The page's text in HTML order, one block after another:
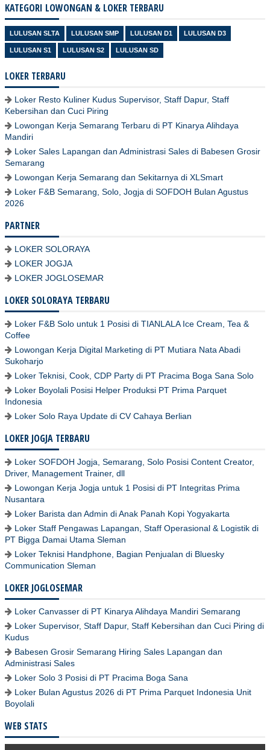
KATEGORI LOWONGAN & LOKER TERBARU
LULUSAN SLTA LULUSAN SMP LULUSAN D1 LULUSAN D3
LULUSAN S1 LULUSAN S2 LULUSAN SD
LOKER TERBARU
Loker Resto Kuliner Kudus Supervisor, Staff Dapur, Staff
Kebersihan dan Cuci Piring
Lowongan Kerja Semarang Terbaru di PT Kinarya Alihdaya
Mandiri
Loker Sales Lapangan dan Administrasi Sales di Babesen Grosir
Semarang
Lowongan Kerja Semarang dan Sekitarnya di XLSmart
Loker F&B Semarang, Solo, Jogja di SOFDOH Bulan Agustus
2026
PARTNER
LOKER SOLORAYA
LOKER JOGJA
LOKER JOGLOSEMAR
LOKER SOLORAYA TERBARU
Loker F&B Solo untuk 1 Posisi di TIANLALA Ice Cream, Tea &
Coffee
Lowongan Kerja Digital Marketing di PT Mutiara Nata Abadi
Sukoharjo
Loker Teknisi, Cook, CDP Party di PT Pracima Boga Sana Solo
Loker Boyolali Posisi Helper Produksi PT Prima Parquet
Indonesia
Loker Solo Raya Update di CV Cahaya Berlian
LOKER JOGJA TERBARU
Loker SOFDOH Jogja, Semarang, Solo Posisi Content Creator,
Driver, Management Trainer, dll
Lowongan Kerja Jogja untuk 1 Posisi di PT Integritas Prima
Nusantara
Loker Barista dan Admin di Anak Panah Kopi Yogyakarta
Loker Staff Pengawas Lapangan, Staff Operasional & Logistik di
PT Bigga Damai Utama Sleman
Loker Teknisi Handphone, Bagian Penjualan di Bluesky
Communication Sleman
LOKER JOGLOSEMAR
Loker Canvasser di PT Kinarya Alihdaya Mandiri Semarang
Loker Supervisor, Staff Dapur, Staff Kebersihan dan Cuci Piring di
Kudus
Babesen Grosir Semarang Hiring Sales Lapangan dan
Administrasi Sales
Loker Solo 3 Posisi di PT Pracima Boga Sana
Loker Bulan Agustus 2026 di PT Prima Parquet Indonesia Unit
Boyolali
WEB STATS